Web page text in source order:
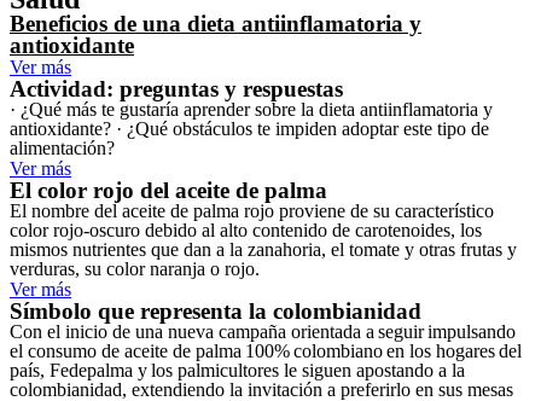
Beneficios de una dieta antiinflamatoria y
antioxidante
Ver más
Actividad: preguntas y respuestas
· ¿Qué más te gustaría aprender sobre la dieta antiinflamatoria y
antioxidante? · ¿Qué obstáculos te impiden adoptar este tipo de
alimentación?
Ver más
El color rojo del aceite de palma
El nombre del aceite de palma rojo proviene de su característico
color rojo-oscuro debido al alto contenido de carotenoides, los
mismos nutrientes que dan a la zanahoria, el tomate y otras frutas y
verduras, su color naranja o rojo.
Ver más
Símbolo que representa la colombianidad
Con el inicio de una nueva campaña orientada a seguir impulsando
el consumo de aceite de palma 100% colombiano en los hogares del
país, Fedepalma y los palmicultores le siguen apostando a la
colombianidad, extendiendo la invitación a preferirlo en sus mesas